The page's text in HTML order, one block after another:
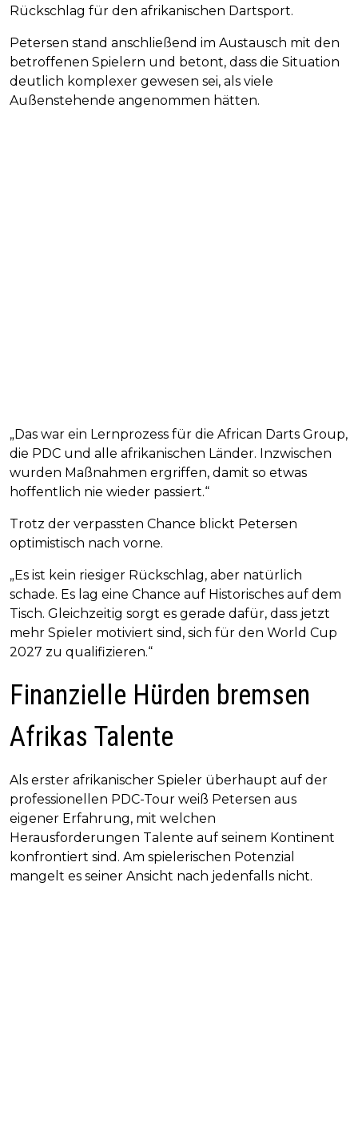
Rückschlag für den afrikanischen Dartsport.
Petersen stand anschließend im Austausch mit den
betroffenen Spielern und betont, dass die Situation
deutlich komplexer gewesen sei, als viele
Außenstehende angenommen hätten.
„Das war ein Lernprozess für die African Darts Group,
die PDC und alle afrikanischen Länder. Inzwischen
wurden Maßnahmen ergriffen, damit so etwas
hoffentlich nie wieder passiert.“
Trotz der verpassten Chance blickt Petersen
optimistisch nach vorne.
„Es ist kein riesiger Rückschlag, aber natürlich
schade. Es lag eine Chance auf Historisches auf dem
Tisch. Gleichzeitig sorgt es gerade dafür, dass jetzt
mehr Spieler motiviert sind, sich für den World Cup
2027 zu qualifizieren.“
Finanzielle Hürden bremsen
Afrikas Talente
Als erster afrikanischer Spieler überhaupt auf der
professionellen PDC-Tour weiß Petersen aus
eigener Erfahrung, mit welchen
Herausforderungen Talente auf seinem Kontinent
konfrontiert sind. Am spielerischen Potenzial
mangelt es seiner Ansicht nach jedenfalls nicht.